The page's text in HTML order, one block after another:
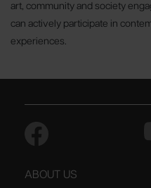
art, community and society
can actively participate in
experiences.
ABOUT US